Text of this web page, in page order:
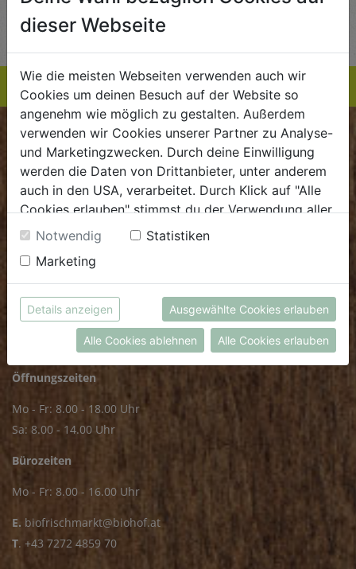
EINKAUFSLISTE
BIOKISTE
Kundenservice
Mo - Do: 8.00 - 16.00 Uhr
Fr: 8.00 - 15.00 Uhr
.dieBiokiste@biohof.at
T.+43 7272 2597
FRISCHMARKT
Öffnungszeiten
Mo - Fr: 8.00 - 18.00 Uhr
Sa: 8.00 - 14.00 Uhr
Bürozeiten
Mo - Fr: 8.00 - 16.00 Uhr
E. biofrischmarkt@biohof.at
T. +43 7272 4859 70
dieser Webseite
Wie die meisten Webseiten verwenden auch wir
Cookies um deinen Besuch auf der Website so
angenehm wie möglich zu gestalten. Außerdem
verwenden wir Cookies unserer Partner zu Analyse-
und Marketingzwecken. Durch deine Einwilligung
werden die Daten von Drittanbieter, unter anderem
auch in den USA, verarbeitet. Durch Klick auf "Alle
Cookies erlauben" stimmst du der Verwendung aller
Cookies zu. Unter "Details anzeigen" findest du alle
Infos zu den unterschiedlichen Cookies, du kannst
auch entscheiden, welche Cookies du erlauben
möchtest.
Weitere Informationen findest du in unserer
Datenschutzerklärung
bzw. imImpressum
Notwendig
Statistiken
Marketing
Details anzeigen Ausgewählte Cookies erlauben
Alle Cookies ablehnen Alle Cookies erlauben